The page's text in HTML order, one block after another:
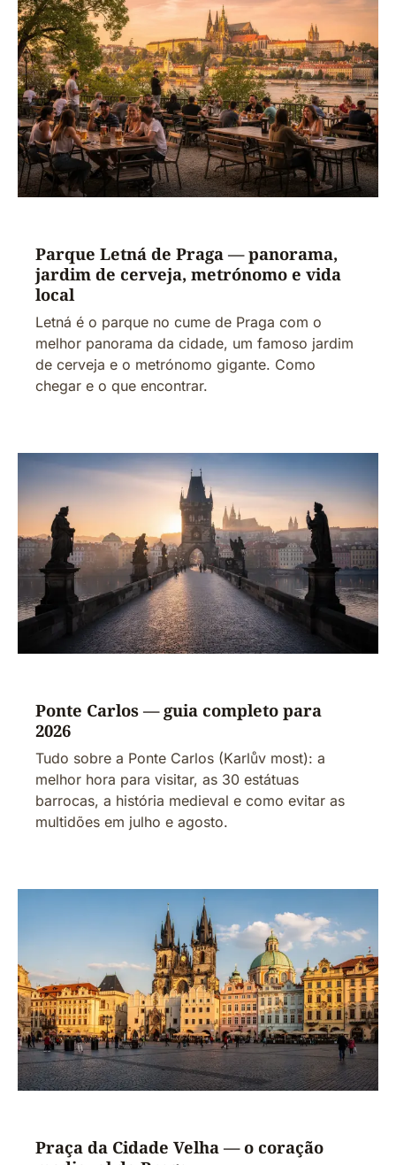
Parque Letná de Praga — panorama,
jardim de cerveja, metrónomo e vida
local
Letná é o parque no cume de Praga com o
melhor panorama da cidade, um famoso jardim
de cerveja e o metrónomo gigante. Como
chegar e o que encontrar.
Ponte Carlos — guia completo para
2026
Tudo sobre a Ponte Carlos (Karlův most): a
melhor hora para visitar, as 30 estátuas
barrocas, a história medieval e como evitar as
multidões em julho e agosto.
Praça da Cidade Velha — o coração